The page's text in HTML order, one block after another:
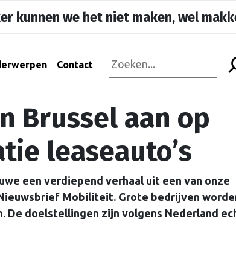
kunnen we het niet maken, wel
Contact
Brussel aan op
leaseauto’s
een verdiepend verhaal uit een van onze
Mobiliteit. Grote bedrijven
De doelstellingen zijn volgens Nederland